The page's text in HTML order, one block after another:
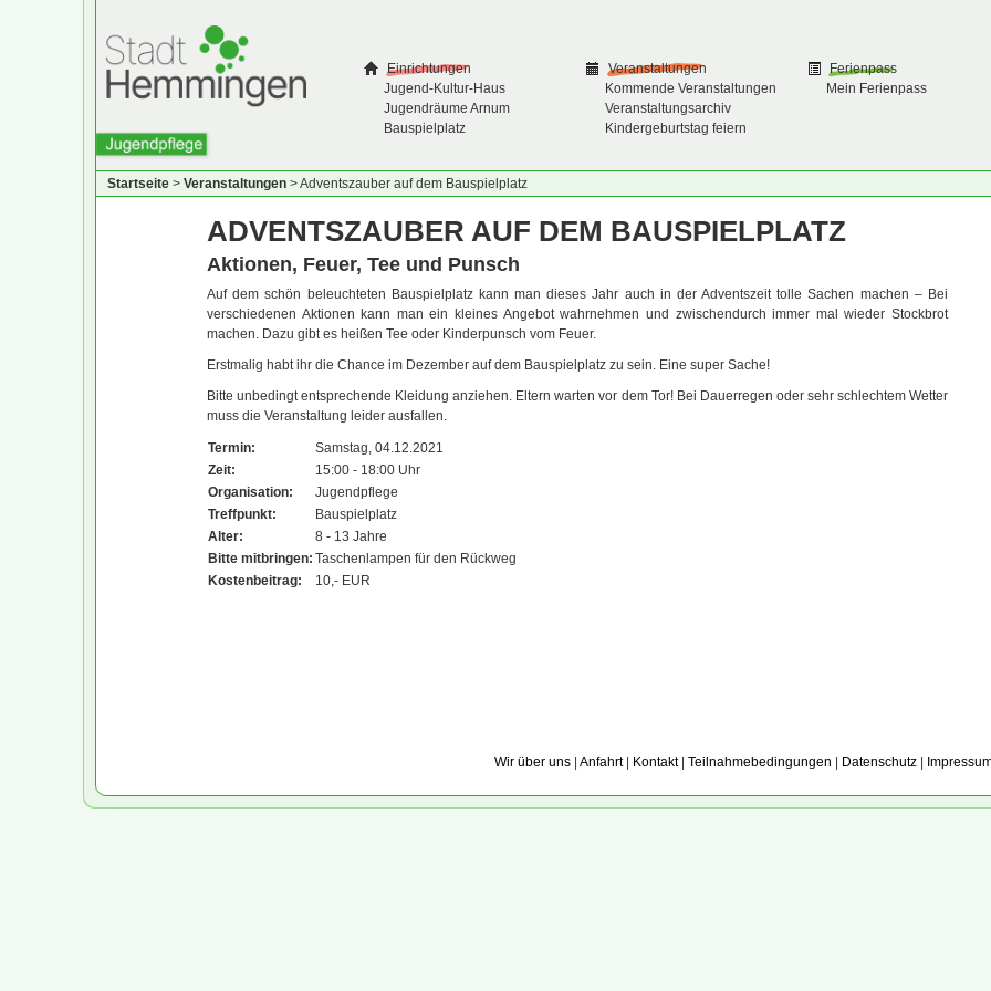
Einrichtungen
Jugend-Kultur-Haus
Jugendräume Arnum
Bauspielplatz
Veranstaltungen
Kommende Veranstaltungen
Veranstaltungsarchiv
Kindergeburtstag feiern
Ferienpass
Mein Ferienpass
Startseite > Veranstaltungen >Adventszauber auf dem Bauspielplatz
ADVENTSZAUBER AUF DEM BAUSPIELPLATZ
Aktionen, Feuer, Tee und Punsch
Auf dem schön beleuchteten Bauspielplatz kann man dieses Jahr auch in der Adventszeit tolle Sachen machen – Bei
verschiedenen Aktionen kann man ein kleines Angebot wahrnehmen und zwischendurch immer mal wieder Stockbrot
machen. Dazu gibt es heißen Tee oder Kinderpunsch vom Feuer.
Erstmalig habt ihr die Chance im Dezember auf dem Bauspielplatz zu sein. Eine super Sache!
Bitte unbedingt entsprechende Kleidung anziehen. Eltern warten vor dem Tor! Bei Dauerregen oder sehr schlechtem Wetter
muss die Veranstaltung leider ausfallen.
Termin:
Samstag, 04.12.2021
Zeit:
15:00 - 18:00 Uhr
Organisation:
Jugendpflege
Treffpunkt:
Bauspielplatz
Alter:
8 - 13 Jahre
Bitte mitbringen: Taschenlampen für den Rückweg
Kostenbeitrag:
10,- EUR
Wir über uns| Anfahrt| Kontakt| Teilnahmebedingungen Datenschutz|